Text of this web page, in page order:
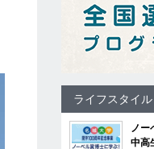
ライフスタイル
ノー
中高